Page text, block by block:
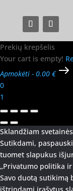
Prekių krepšelis
Your cart is empty!
Apmokėti - 0.00 €
0
1
Sklandžiam
Sutikdami,
tuomet slapukus
„Privatumo politika ir
Savo duotą sutikimą